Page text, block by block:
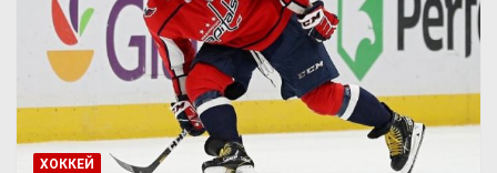
ХОККЕЙ